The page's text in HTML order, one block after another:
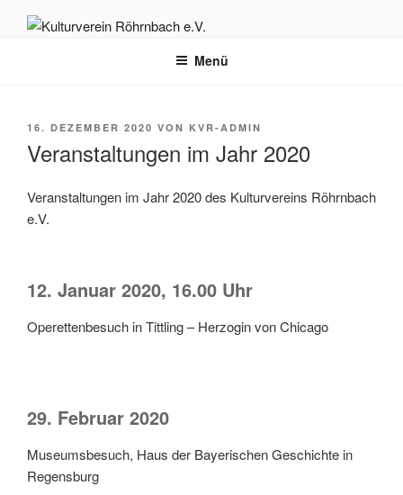
Inhalt
KULTURVEREIN RÖHRNBACH
Menü
VERÖFFENTLICHT
16. DEZEMBER 2020 VON KVR-ADMIN
Veranstaltungen im Jahr 2020
Ver­an­stal­tun­gen im Jahr 2020 des Kul­tur­ver­eins Röhrn­bach
e.V.
12. Januar 2020, 16.00 Uhr
Ope­ret­ten­be­such in Titt­ling – Her­zo­gin von Chicago
29. Februar 2020
Muse­ums­be­such, Haus der Baye­ri­schen Geschich­te in
Regensburg